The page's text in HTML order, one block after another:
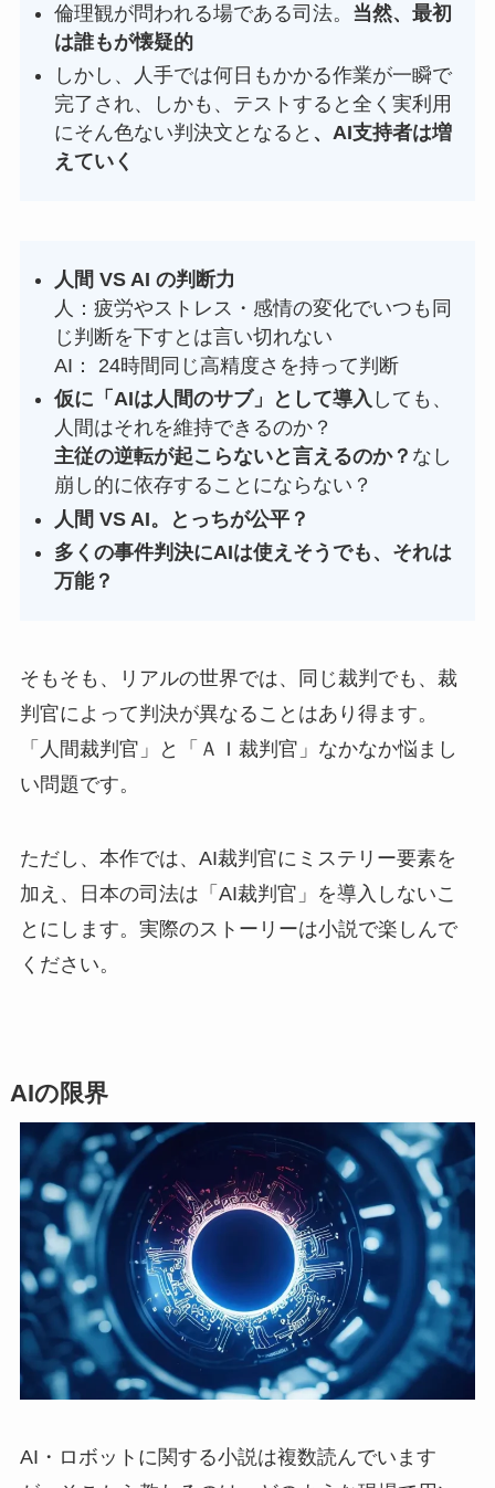
倫理観が問われる場である司法。 当然、最初
は誰もが懐疑的
しかし、人手では何日もかかる作業が一瞬で
完了され、しかも、テストすると全く実利用
にそん色ない判決文となると 、AI支持者は増
えていく
人間 VS AI の判断力
人：疲労やストレス・感情の変化でいつも同
じ判断を下すとは言い切れない
AI： 24時間同じ高精度さを持って判断
仮に「AIは人間のサブ」として導入 しても、
人間はそれを維持できるのか？
主従の逆転が起こらないと言えるのか？ なし
崩し的に依存することにならない？
人間 VS AI。とっちが公平？
多くの事件判決にAIは使えそうでも、それは
万能？
そもそも、リアルの世界では、同じ裁判でも、裁
判官によって判決が異なることはあり得ます。
「人間裁判官」と「ＡＩ裁判官」なかなか悩まし
い問題です。
ただし、本作では、AI裁判官にミステリー要素を
加え、日本の司法は「AI裁判官」を導入しないこ
とにします。実際のストーリーは小説で楽しんで
ください。
AIの限界
AI・ロボットに関する小説は複数読んでいます